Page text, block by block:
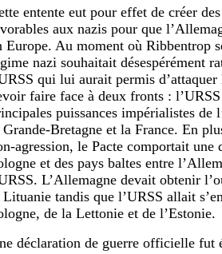
entente eut pour effet de créer
aux nazis pour que
Europe. Au moment où Ribbentrop
nazi souhaitait désespérément
qui lui aurait permis d’attaquer
faire face à deux fronts :
puissances impérialistes de
Bretagne et la France. En
agression, le Pacte comportait une
et des pays baltes entre
L’Allemagne devait obtenir
tandis que l’URSS allait
de la Lettonie et de l’Estonie.
déclaration de guerre officielle fut